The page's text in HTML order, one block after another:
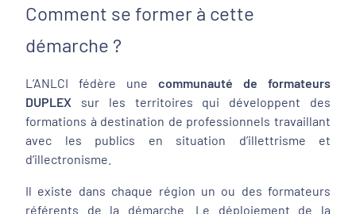
Comment se former à cette
démarche ?
L’ANLCI fédère une communauté de formateurs
DUPLEX sur les territoires qui développent des
formations à destination de professionnels travaillant
avec les publics en situation d’illettrisme et
d’illectronisme.
Il existe dans chaque région un ou des formateurs
référents de la démarche. Le déploiement de la